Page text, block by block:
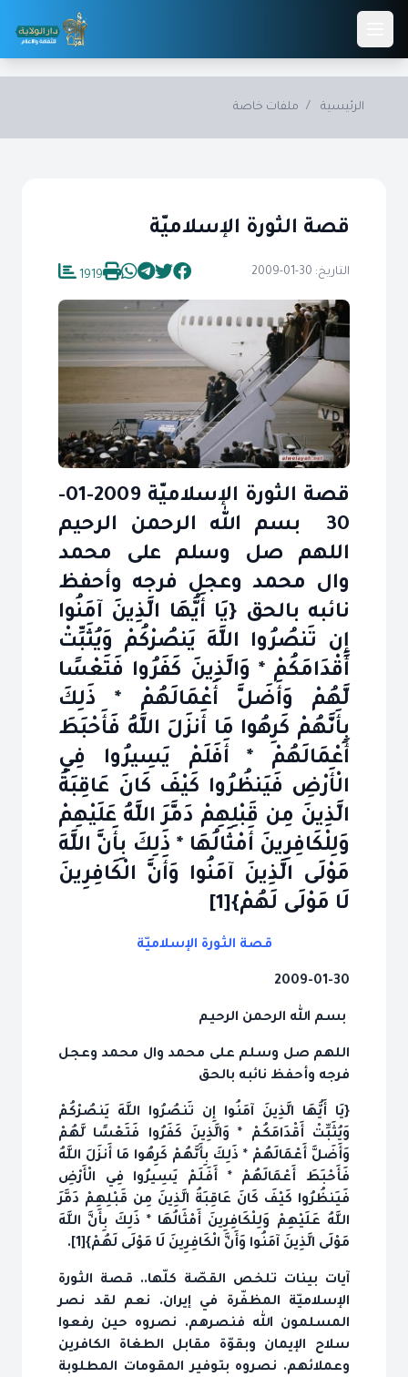
Skip to main content
الرئيسية / ملفات خاصة
قصة الثورة الإسلاميّة
التاريخ: 30-01-2009 1919
قصة الثورة الإسلاميّة 2009-01-
30 بسم الله الرحمن الرحيم
اللهم صل وسلم على محمد
وال محمد وعجل فرجه وأحفظ
نائبه بالحق {يَا أَيُّهَا الَّذِينَ آمَنُوا
إِن تَنصُرُوا اللَّهَ يَنصُرْكُمْ وَيُثَبِّتْ
أَقْدَامَكُمْ * وَالَّذِينَ كَفَرُوا فَتَعْسًا
لَّهُمْ وَأَضَلَّ أَعْمَالَهُمْ * ذَلِكَ
بِأَنَّهُمْ كَرِهُوا مَا أَنزَلَ اللَّهُ فَأَحْبَطَ
أَعْمَالَهُمْ * أَفَلَمْ يَسِيرُوا فِي
الْأَرْضِ فَيَنظُرُوا كَيْفَ كَانَ عَاقِبَةُ
الَّذِينَ مِن قَبْلِهِمْ دَمَّرَ اللَّهُ عَلَيْهِمْ
وَلِلْكَافِرِينَ أَمْثَالُهَا * ذَلِكَ بِأَنَّ اللَّهَ
مَوْلَى الَّذِينَ آمَنُوا وَأَنَّ الْكَافِرِينَ
لَا مَوْلَى لَهُمْ}[1]
قصة الثورة الإسلاميّة
2009-01-30
بسم الله الرحمن الرحيم
اللهم صل وسلم على محمد وال محمد وعجل
فرجه وأحفظ نائبه بالحق
{يَا أَيُّهَا الَّذِينَ آمَنُوا إِن تَنصُرُوا اللَّهَ يَنصُرْكُمْ
وَيُثَبِّتْ أَقْدَامَكُمْ * وَالَّذِينَ كَفَرُوا فَتَعْسًا لَّهُمْ
وَأَضَلَّ أَعْمَالَهُمْ * ذَلِكَ بِأَنَّهُمْ كَرِهُوا مَا أَنزَلَ اللَّهُ
فَأَحْبَطَ أَعْمَالَهُمْ * أَفَلَمْ يَسِيرُوا فِي الْأَرْضِ
فَيَنظُرُوا كَيْفَ كَانَ عَاقِبَةُ الَّذِينَ مِن قَبْلِهِمْ دَمَّرَ
اللَّهُ عَلَيْهِمْ وَلِلْكَافِرِينَ أَمْثَالُهَا * ذَلِكَ بِأَنَّ اللَّهَ
مَوْلَى الَّذِينَ آمَنُوا وَأَنَّ الْكَافِرِينَ لَا مَوْلَى لَهُمْ}[1].
آيات بينات تلخص القصّة كلّها.. قصة الثورة
الإسلاميّة المظفّرة في إيران. نعم لقد نصر
المسلمون الله فنصرهم. نصروه حين رفعوا
سلاح الإيمان وبقوّة مقابل الطغاة الكافرين
وعملائهم. نصروه بتوفير المقومات المطلوبة